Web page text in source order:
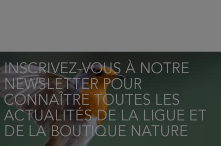
INSCRIVEZ-VOUS À NOTRE
NEWSLETTER POUR
CONNAÎTRE TOUTES LES
ACTUALITÉS DE LA LIGUE ET
DE LA BOUTIQUE NATURE